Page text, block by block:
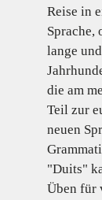
Reise in
Sprache,
lange
die am
Teil zur
neuen
"Duits"
Üben für